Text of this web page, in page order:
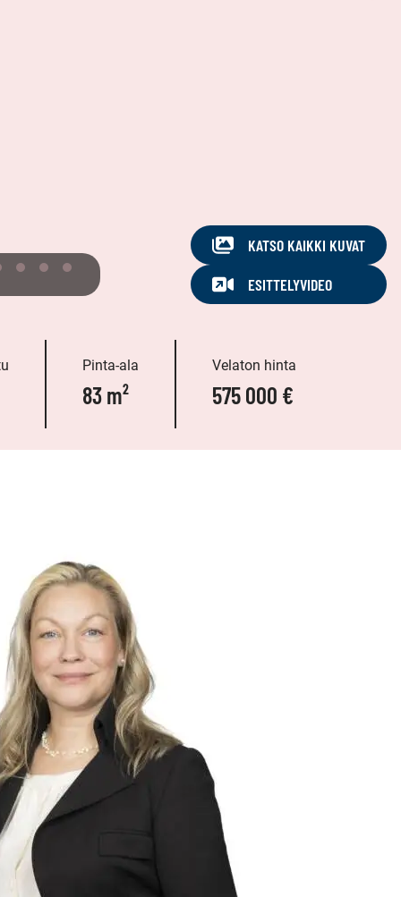
KATSO KAIKKI KUVAT
ESITTELYVIDEO
Pinta-ala
83 m²
Velaton hinta
575 000 €